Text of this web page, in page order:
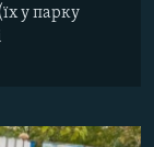
у парку